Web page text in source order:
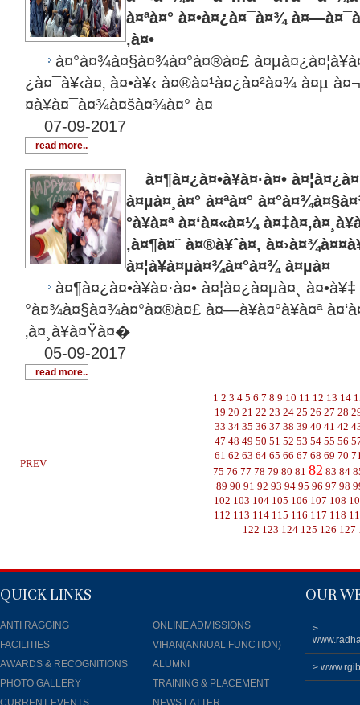
à¤ªà¤° à¤•à¤¿à¤¯à¤¾
‚à¤•
à¤°à¤¾à¤§à¤¾à¤°à¤®à¤£
¿à¤¯à¥‹à¤‚ à¤•à¥‹ à¤®à¤¹à¤¿à¤²à¤¾ à¤µ
¤à¥à¤¯à¤¾à¤šà¤¾à¤° à¤
07-09-2017
read more..
à¤¶à¤¿à¤•à¥à¤·à¤•
à¤µà¤¸à¤° à¤ªà¤°
°à¥à¤ª à¤‘à¤«à¤¼
‚à¤¶à¤¨ à¤®à¥ˆà¤‚
à¤¦à¥à¤µà¤¾à¤°à¤¾ à¤µà¤
à¤¶à¤¿à¤•à¥à¤·à¤• à¤¦à¤¿à¤µà¤¸
°à¤¾à¤§à¤¾à¤°à¤®à¤£ à¤—à¥à¤°à¥à¤ª
‚à¤¸à¥à¤Ÿà¤�
05-09-2017
read more..
PREV
1 2 3 4 5 6 7 8 9 10 11 12 13 14
19 20 21 22 23 24 25 26 27 28
33 34 35 36 37 38 39 40 41 42
47 48 49 50 51 52 53 54 55 56
61 62 63 64 65 66 67 68 69 70
75 76 77 78 79 80 81 82 83 84
89 90 91 92 93 94 95 96 97 98
102 103 104 105 106 107 108
112 113 114 115 116 117 118
122 123 124 125 126 127